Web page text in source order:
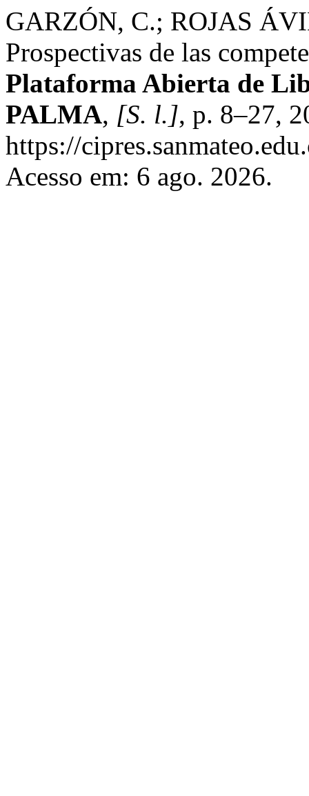
GARZÓN, C.; ROJAS
Prospectivas de las
Plataforma Abierta de
PALMA, [S. l.], p. 8–27,
https://
Acesso em: 6 ago. 2026.